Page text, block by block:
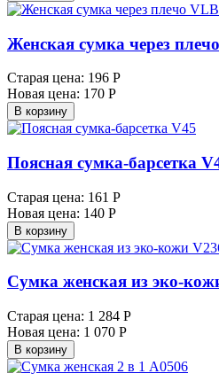
Женская сумка через
Старая цена: 196 Р
Новая цена: 170 Р
В корзину
Поясная сумка-барсетка
Старая цена: 161 Р
Новая цена: 140 Р
В корзину
Сумка женская из эко-
Старая цена: 1 284 Р
Новая цена: 1 070 Р
В корзину